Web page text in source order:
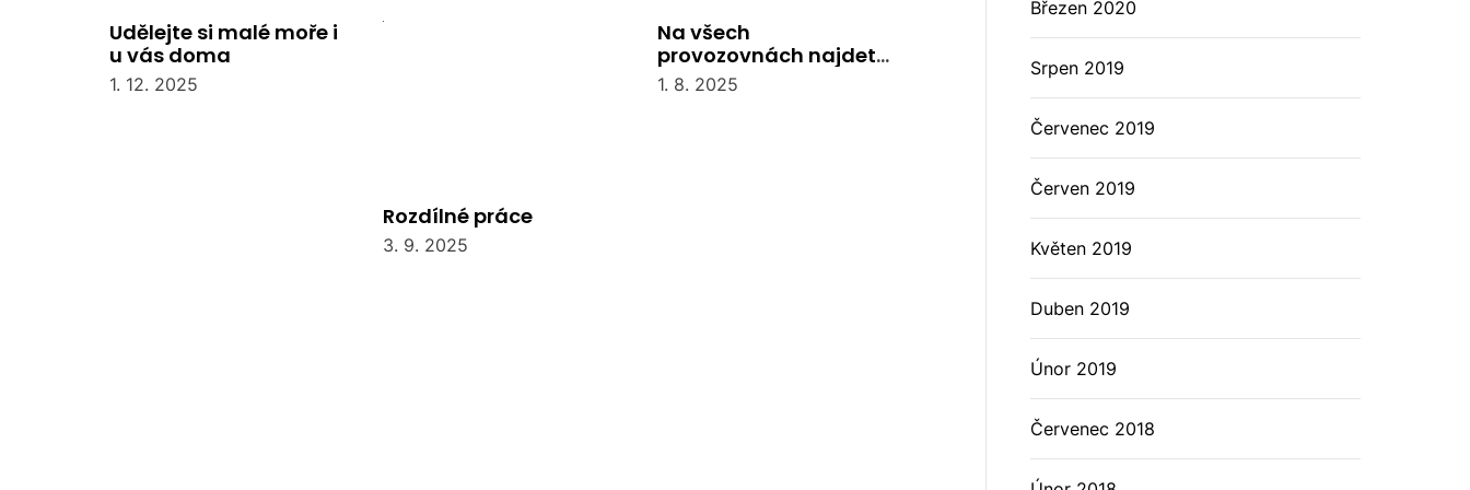
Udělejte si malé moře i
u vás doma
1. 12. 2025
Rozdílné práce
3. 9. 2025
Na všech
provozovnách najdete
recepci
1. 8. 2025
Březen 2020
Srpen 2019
Červenec 2019
Červen 2019
Květen 2019
Duben 2019
Únor 2019
Červenec 2018